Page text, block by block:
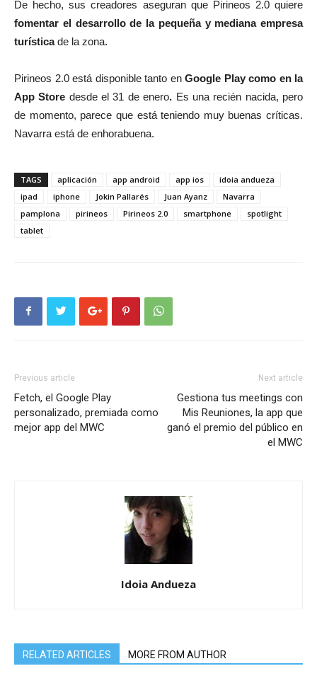
De hecho, sus creadores aseguran que Pirineos 2.0 quiere
fomentar el desarrollo de la pequeña y mediana empresa
turísticade la zona.
Pirineos 2.0 está disponible tanto en Google Play como en la
App Store desde el 31 de enero. Es una recién nacida, pero
de momento, parece que está teniendo muy buenas críticas.
Navarra está de enhorabuena.
TAGS aplicación app android app ios
idoia andueza
ipad
iphone Jokin Pallarés Juan Ayanz
Navarra
pamplona
pirineos Pirineos 2.0 smartphone
spotlight
tablet
Previous article
Fetch, el Google Play
personalizado, premiada como
mejor app del MWC
Next article
Gestiona tus meetings con
Mis Reuniones, la app que
ganó el premio del público en
el MWC
Idoia Andueza
RELATED ARTICLES MORE FROM AUTHOR